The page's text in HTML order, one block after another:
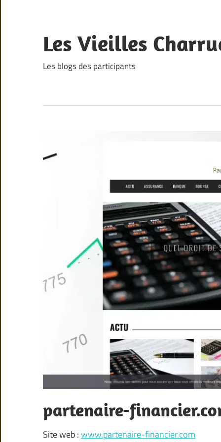
content
Les Vieilles
Les blogs des participants
partenaire-
Site web :www.partenaire-financier.com